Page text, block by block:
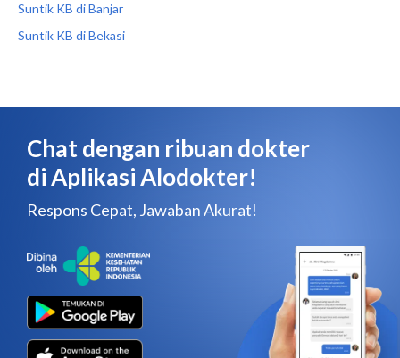
Suntik KB di Banjar
Suntik KB di Bekasi